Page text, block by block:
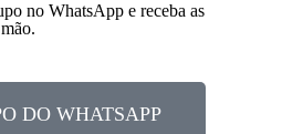
no WhatsApp e receba as
DO WHATSAPP